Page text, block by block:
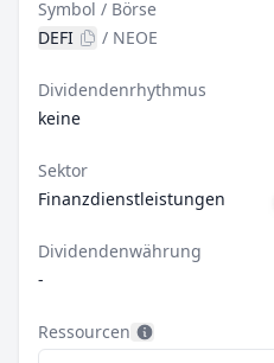
Symbol / Börse
DEFI
/ NEOE
Dividendenrhythmus
keine
Sektor
Finanzdienstleistungen
Dividendenwährung
-
Ressourcen